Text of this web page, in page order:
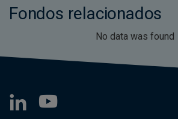
Fondos relacionados
No data was found